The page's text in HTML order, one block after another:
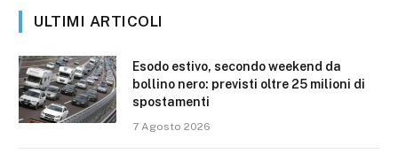
ULTIMI ARTICOLI
Esodo estivo, secondo weekend da
bollino nero: previsti oltre 25 milioni di
spostamenti
7 Agosto 2026